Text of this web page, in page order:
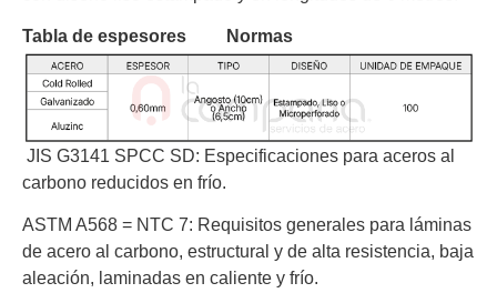
Tabla de espesores Normas
JIS G3141 SPCC SD: Especificaciones para aceros al
carbono reducidos en frío.
ASTM A568 = NTC 7: Requisitos generales para láminas
de acero al carbono, estructural y de alta resistencia, baja
aleación, laminadas en caliente y frío.